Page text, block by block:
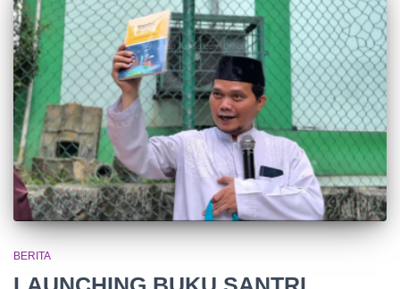
BERITA